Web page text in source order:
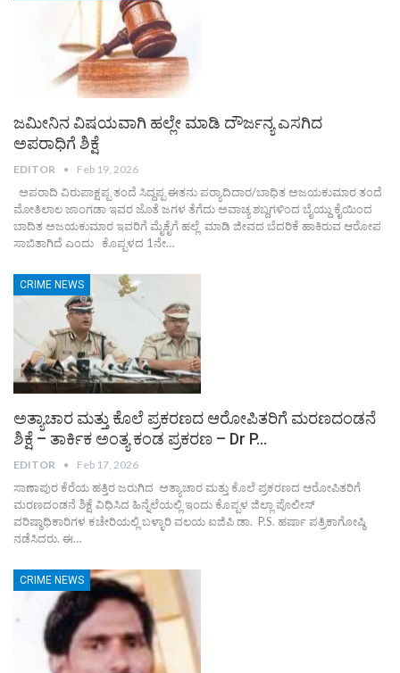
ಜಮೀನಿನ ವಿಷಯವಾಗಿ ಹಲ್ಲೇ ಮಾಡಿ ದೌರ್ಜನ್ಯ ಎಸಗಿದ
ಅಪರಾಧಿಗೆ ಶಿಕ್ಷೆ
EDITOR Feb 19, 2026
ಅಪರಾದಿ ವಿರುಪಾಕ್ಷಪ್ಪ ತಂದೆ ಸಿದ್ದಪ್ಪ ಈತನು ಪರ‍್ಯಾದಿದಾರ/ಬಾಧಿತ ಅಜಯಕುಮಾರ ತಂದೆ
ಮೋತಿಲಾಲ ಜಾಂಗಡಾ ಇವರ ಜೊತೆ ಜಗಳ ತೆಗೆದು ಅವಾಚ್ಯ ಶಬ್ದಗಳಿಂದ ಬೈಯ್ದು ಕೈಯಿಂದ
ಬಾದಿತ ಅಜಯಕುಮಾರ ಇವರಿಗೆ ಮೈಕೈಗೆ ಹಲ್ಲೆ ಮಾಡಿ ಜೀವದ ಬೆದರಿಕೆ ಹಾಕಿರುವ ಆರೋಪ
ಸಾಬಿತಾಗಿದೆ ಎಂದು ಕೊಪ್ಪಳದ 1ನೇ…
CRIME NEWS
ಅತ್ಯಾಚಾರ ಮತ್ತು ಕೊಲೆ ಪ್ರಕರಣದ ಆರೋಪಿತರಿಗೆ ಮರಣದಂಡನೆ
ಶಿಕ್ಷೆ – ತಾರ್ಕಿಕ ಅಂತ್ಯ ಕಂಡ ಪ್ರಕರಣ – Dr P…
EDITOR Feb 17, 2026
ಸಾಣಾಪುರ ಕೆರೆಯ ಹತ್ತಿರ ಜರುಗಿದ ಅತ್ಯಾಚಾರ ಮತ್ತು ಕೊಲೆ ಪ್ರಕರಣದ ಆರೋಪಿತರಿಗೆ
ಮರಣದಂಡನೆ ಶಿಕ್ಷೆ ವಿಧಿಸಿದ ಹಿನ್ನೆಲೆಯಲ್ಲಿ ಇಂದು ಕೊಪ್ಪಳ ಜಿಲ್ಲಾ ಪೊಲೀಸ್
ವರಿಷ್ಠಾಧಿಕಾರಿಗಳ ಕಚೇರಿಯಲ್ಲಿ ಬಳ್ಳಾರಿ ವಲಯ ಐಜಿಪಿ ಡಾ. P.S. ಹರ್ಷಾ ಪತ್ರಿಕಾಗೋಷ್ಠಿ
ನಡೆಸಿದರು. ಈ…
CRIME NEWS